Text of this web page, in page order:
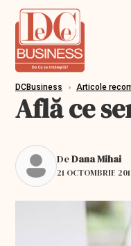
DCBusiness › Articole
Află ce
DeDana Mihai
21 OCTOMBRIE